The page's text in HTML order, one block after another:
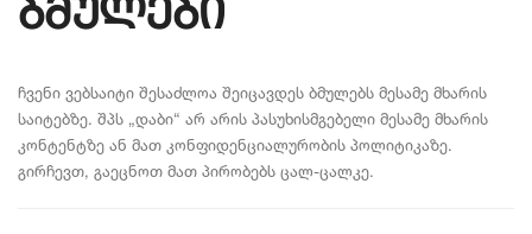
ბმულები
ჩვენი ვებსაიტი შესაძლოა შეიცავდეს ბმულებს მესამე მხარის
საიტებზე. შპს „დაბი“ არ არის პასუხისმგებელი მესამე მხარის
კონტენტზე ან მათ კონფიდენციალურობის პოლიტიკაზე.
გირჩევთ, გაეცნოთ მათ პირობებს ცალ-ცალკე.